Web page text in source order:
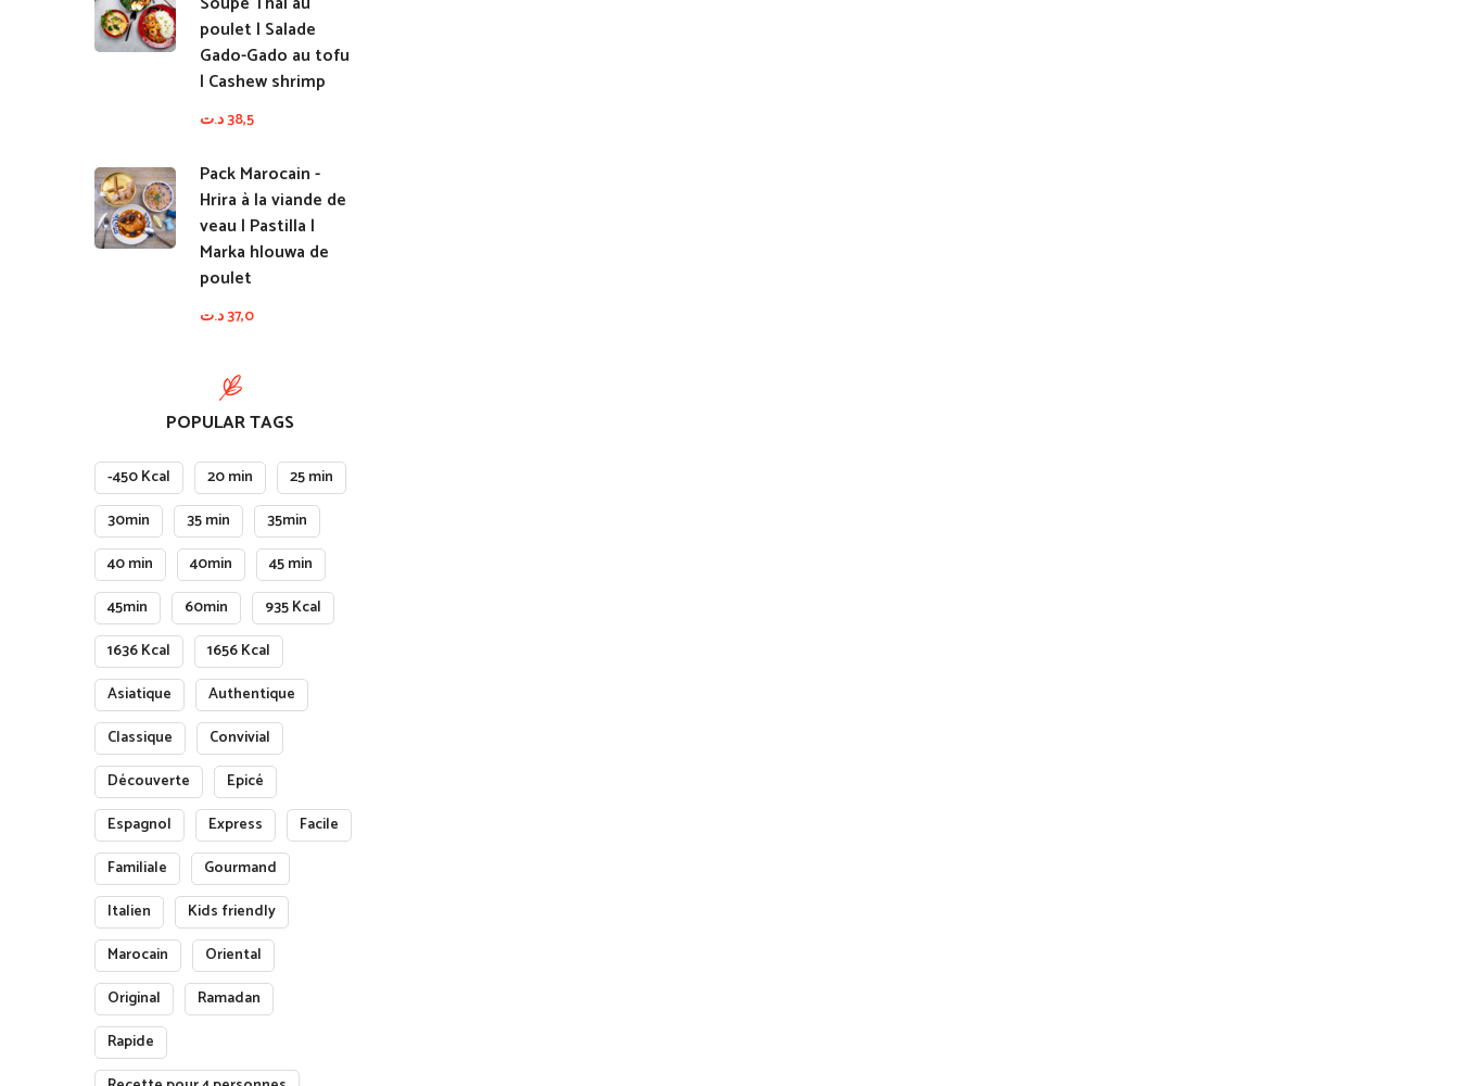
poulet | Salade
Gado-Gado au tofu
| Cashew shrimp
38,5د.ت
Pack Marocain -
Hrira à la viande de
veau | Pastilla |
Marka hlouwa de
poulet
37,0د.ت
POPULAR TAGS
-450 Kcal 20 min
25 min
30min
35 min
35min
40 min
40min
45 min
45min
60min
935 Kcal
1636 Kcal
1656 Kcal
Asiatique
Authentique
Classique
Convivial
Découverte
Epicé
Espagnol
Express
Facile
Familiale
Gourmand
Italien
Kids friendly
Marocain
Oriental
Original
Ramadan
Rapide